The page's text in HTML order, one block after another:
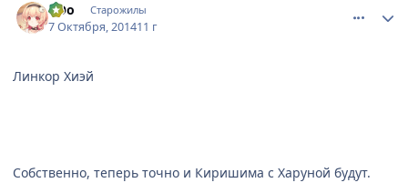
оОо Старожилы
7 Октября, 201411 г
Линкор Хиэй
Собственно, теперь точно и Киришима с Харуной будут.